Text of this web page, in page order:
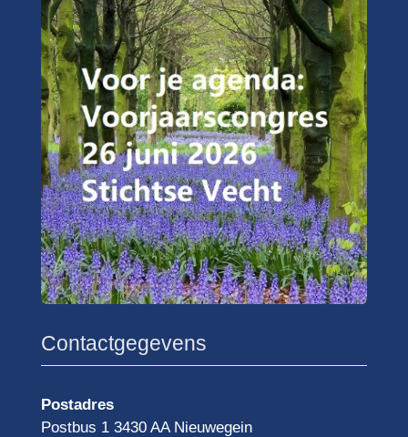
Contactgegevens
Postadres
Postbus 1 3430 AA Nieuwegein